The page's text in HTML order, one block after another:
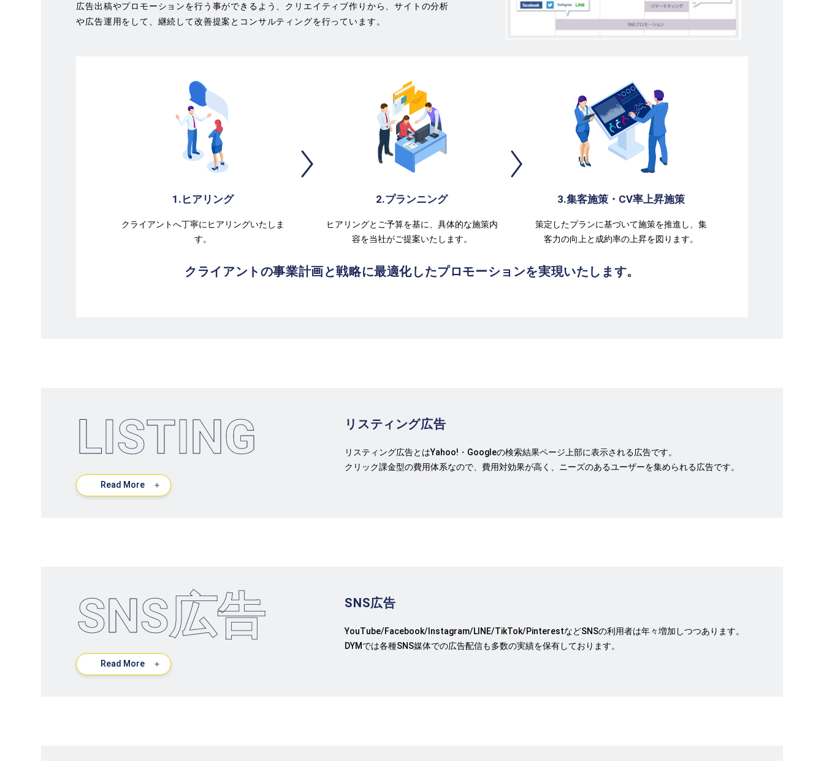
広告出稿やプロモーションを行う事ができるよう、クリエイティブ作りから、サイトの分析
や広告運用をして、継続して改善提案とコンサルティングを行っています。
1.ヒアリング
クライアントへ丁寧にヒアリングいたしま
す。
2.プランニング
ヒアリングとご予算を基に、具体的な施策内
容を当社がご提案いたします。
3.集客施策・CV率上昇施策
策定したプランに基づいて施策を推進し、集
客力の向上と成約率の上昇を図ります。
クライアントの事業計画と戦略に最適化したプロモーションを実現いたします。
LISTING リスティング広告
リスティング広告とはYahoo!・Googleの検索結果ページ上部に表示される広告です。
クリック課金型の費用体系なので、費用対効果が高く、ニーズのあるユーザーを集められる広告です。
Read More
＋
SNS広告 SNS広告
YouTube/Facebook/Instagram/LINE/TikTok/PinterestなどSNSの利用者は年々増加しつつあります。
DYMでは各種SNS媒体での広告配信も多数の実績を保有しております。
Read More
＋